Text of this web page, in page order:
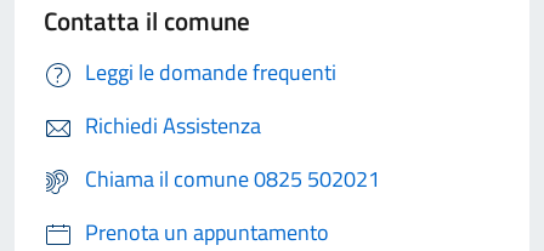
Contatta il comune
Leggi le domande frequenti
Richiedi Assistenza
Chiama il comune 0825 502021
Prenota un appuntamento